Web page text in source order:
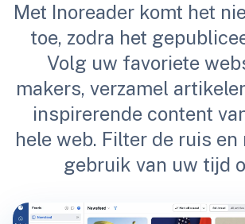
Met Inoreader komt het
toe, zodra het
Volg uw favoriete
makers, verzamel
inspirerende content
hele web. Filter de ruis
gebruik van uw tijd